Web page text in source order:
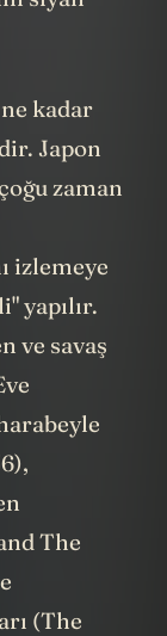
kadar
Japon
zaman
izlemeye
yapılır.
ve savaş
The
(The